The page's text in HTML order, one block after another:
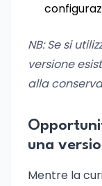
NB: Se si
versione
alla
una
Mentre la